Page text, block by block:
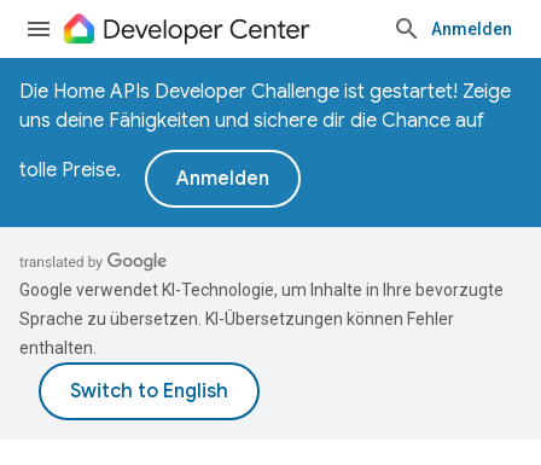
Anmelden
Die Home APIs Developer Challenge ist gestartet! Zeige
uns deine Fähigkeiten und sichere dir die Chance auf
tolle Preise. Anmelden
Google verwendet KI-Technologie, um Inhalte in Ihre bevorzugte
Sprache zu übersetzen. KI-Übersetzungen können Fehler
enthalten.